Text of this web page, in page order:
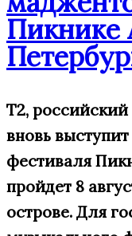
Т2,
вновь
фестиваля
пройдет 8
острове. Для